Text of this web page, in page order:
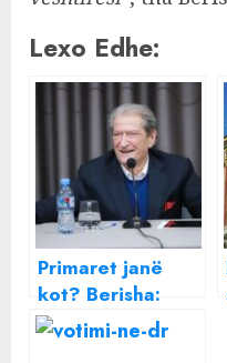
Lexo Edhe:
Primaret janë
kot? Berisha:
Garë që nuk
garanton listën e